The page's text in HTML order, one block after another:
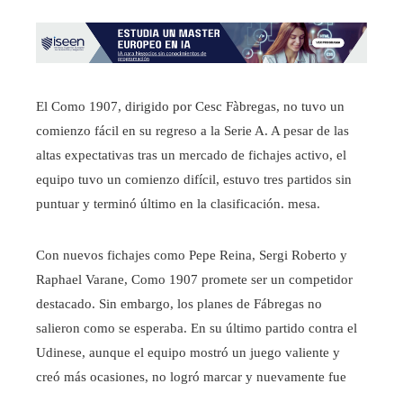
El Como 1907, dirigido por Cesc Fàbregas, no tuvo un
comienzo fácil en su regreso a la Serie A. A pesar de las
altas expectativas tras un mercado de fichajes activo, el
equipo tuvo un comienzo difícil, estuvo tres partidos sin
puntuar y terminó último en la clasificación. mesa.
Con nuevos fichajes como Pepe Reina, Sergi Roberto y
Raphael Varane, Como 1907 promete ser un competidor
destacado. Sin embargo, los planes de Fábregas no
salieron como se esperaba. En su último partido contra el
Udinese, aunque el equipo mostró un juego valiente y
creó más ocasiones, no logró marcar y nuevamente fue